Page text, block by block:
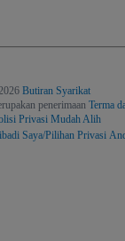
Butiran Syarikat
penerimaan Terma
Privasi Mudah Alih
Saya/Pilihan Privasi